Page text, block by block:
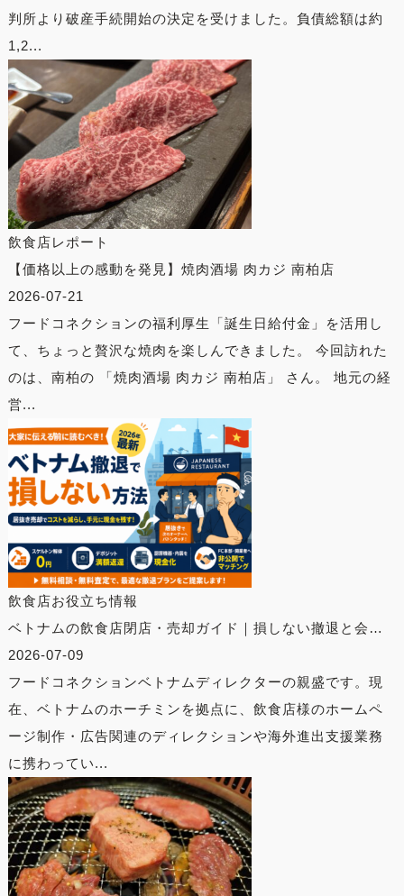
判所より破産手続開始の決定を受けました。負債総額は約
1,2...
飲食店レポート
【価格以上の感動を発見】焼肉酒場 肉カジ 南柏店
2026-07-21
フードコネクションの福利厚生「誕生日給付金」を活用し
て、ちょっと贅沢な焼肉を楽しんできました。 今回訪れた
のは、南柏の 「焼肉酒場 肉カジ 南柏店」 さん。 地元の経
営...
飲食店お役立ち情報
ベトナムの飲食店閉店・売却ガイド｜損しない撤退と会…
2026-07-09
フードコネクションベトナムディレクターの親盛です。現
在、ベトナムのホーチミンを拠点に、飲食店様のホームペ
ージ制作・広告関連のディレクションや海外進出支援業務
に携わってい...